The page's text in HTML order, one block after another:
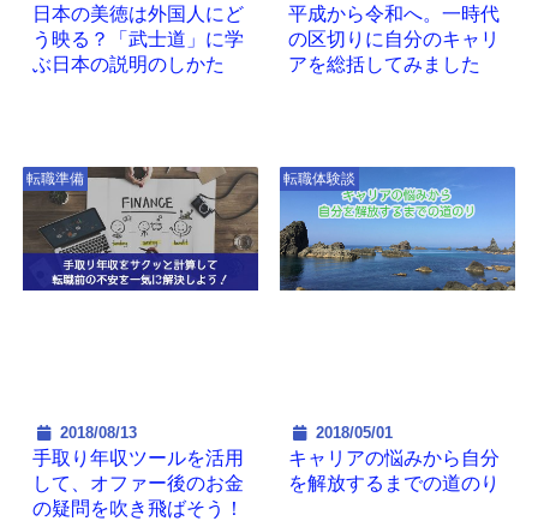
日本の美徳は外国人にど
う映る？「武士道」に学
ぶ日本の説明のしかた
平成から令和へ。一時代
の区切りに自分のキャリ
アを総括してみました
転職準備
2018/08/13
手取り年収ツールを活用
して、オファー後のお金
の疑問を吹き飛ばそう！
転職体験談
2018/05/01
キャリアの悩みから自分
を解放するまでの道のり